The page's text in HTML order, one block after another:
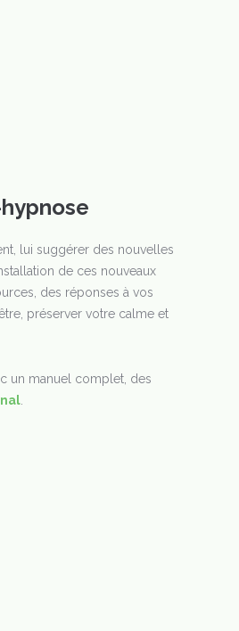
lui suggérer des nouvelles
de ces nouveaux
des réponses à vos
préserver votre calme et
un manuel complet, des